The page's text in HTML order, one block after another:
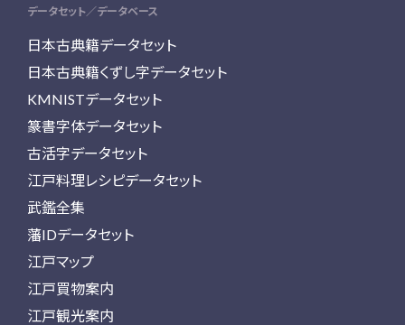
データセット／データベース
日本古典籍データセット
日本古典籍くずし字データセット
KMNISTデータセット
篆書字体データセット
古活字データセット
江戸料理レシピデータセット
武鑑全集
藩IDデータセット
江戸マップ
江戸買物案内
江戸観光案内